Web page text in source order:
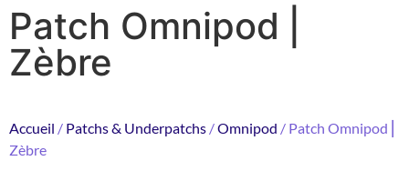
Patch Omnipod ⎜
Zèbre
Accueil / Patchs & Underpatchs /Omnipod / Patch Omnipod ⎜
Zèbre